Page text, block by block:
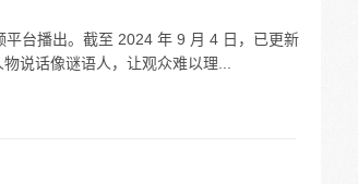
台播出。截至 2024 年 9 月 4 日，已更新
说话像谜语人，让观众难以理...